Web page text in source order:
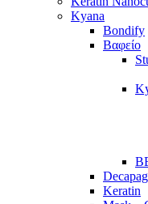
Kyana
Bondify
Βαφείο
Keratin